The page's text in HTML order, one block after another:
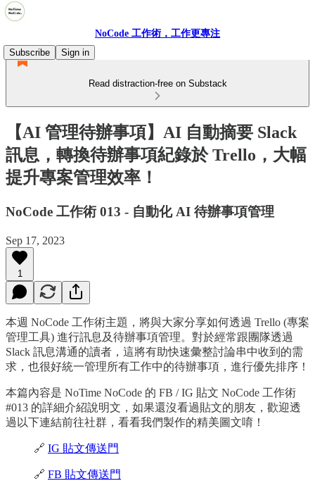
NoCode 工作術，工作更專注
Subscribe
Sign in
Read distraction-free on Substack
【AI 管理待辦事項】AI 自動摘要 Slack
訊息，轉換待辦事項紀錄於 Trello，大幅
提升專案管理效率！
NoCode 工作術 013 - 自動化 AI 待辦事項管理
Sep 17, 2023
1
本週 NoCode 工作術主題，將與大家分享如何透過 Trello (專案
管理工具) 進行訊息及待辦事項管理。對於經常跟團隊透過
Slack 訊息溝通的讀者，這將有助快速彙整討論串中收到的需
求，也很好統一管理所有工作中的待辦事項，進行優先排序！
本篇內容是 NoTime NoCode 的 FB / IG 貼文 NoCode 工作術
#013 的詳細介紹說明文，如果還沒看過貼文的朋友，歡迎透
過以下連結前往社群，看看我們製作的精美圖文唷！
🔗 IG 貼文傳送門
🔗 FB 貼文傳送門